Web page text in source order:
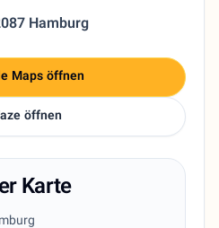
Hamburg
Maps öffnen
öffnen
Karte